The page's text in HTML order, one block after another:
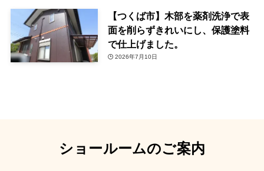
【つくば市】木部を薬剤洗浄で表
面を削らずきれいにし、保護塗料
で仕上げました。
2026年7月10日
ショールームのご案内